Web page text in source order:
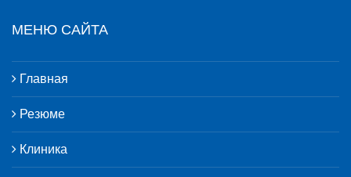
МЕНЮ САЙТА
Главная
Резюме
Клиника